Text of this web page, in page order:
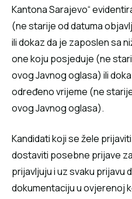
Kantona Sarajevo“
(ne starije od datuma
ili dokaz da je zaposlen sa
one koju posjeduje (ne
ovog Javnog oglasa) ili
određeno vrijeme (ne
ovog Javnog oglasa).
Kandidati koji se žele
dostaviti posebne prijave
prijavljuju i uz svaku prijavu
dokumentaciju u ovjerenoj